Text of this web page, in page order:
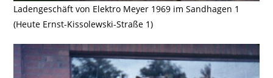
Ladengeschäft von Elektro Meyer 1969 im Sandhagen 1
(Heute Ernst-Kissolewski-Straße 1)